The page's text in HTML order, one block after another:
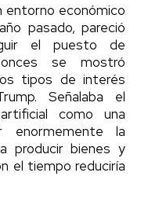
entorno económico
pasado, pareció
el puesto de
se mostró
tipos de interés
Señalaba el
como una
enormemente la
producir bienes y
el tiempo reduciría